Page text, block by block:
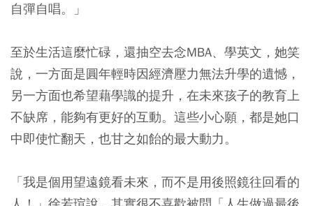
自彈自唱。」
至於生活這麼忙碌，還抽空去念MBA、學英文，她笑
說，一方面是圓年輕時因經濟壓力無法升學的遺憾，
另一方面也希望藉學識的提升，在未來孩子的教育上
不缺席，能夠有更好的互動。這些小心願，都是她口
中即使忙翻天，也甘之如飴的最大動力。
「我是個用望遠鏡看未來，而不是用後照鏡往回看的